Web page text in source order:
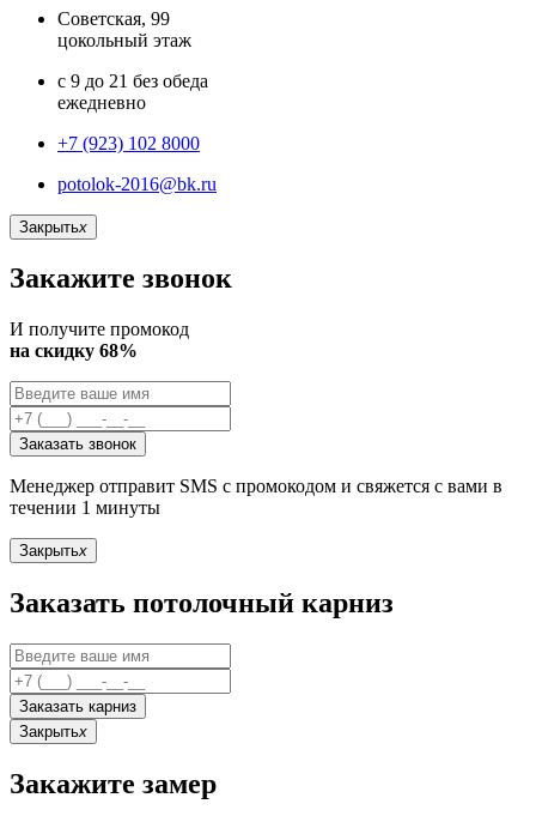
Советская, 99
цокольный этаж
с 9 до 21 без обеда
ежедневно
+7 (923) 102 8000
potolok-2016@bk.ru
Закрытьx
Закажите звонок
И получите промокод
на скидку 68%
Заказать звонок
Менеджер отправит SMS с промокодом и свяжется с вами в
течении 1 минуты
Закрытьx
Заказать потолочный карниз
Заказать карниз
Закрытьx
Закажите замер